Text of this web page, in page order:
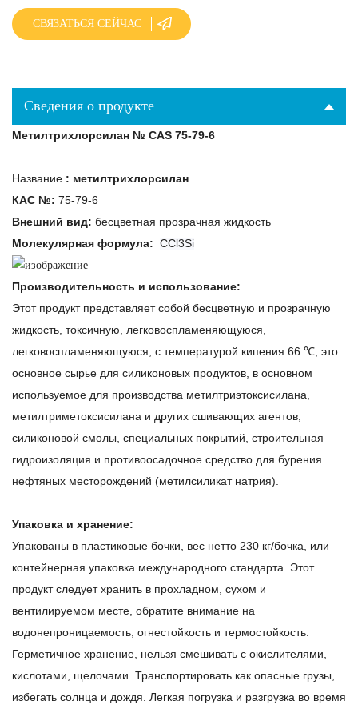
СВЯЗАТЬСЯ СЕЙЧАС
Сведения о продукте
Метилтрихлорсилан № CAS 75-79-6
Название : метилтрихлорсилан
КАС №: 75-79-6
Внешний вид: бесцветная прозрачная жидкость
Молекулярная формула: CCl3Si
Производительность и использование:
Этот продукт представляет собой бесцветную и прозрачную
жидкость, токсичную, легковоспламеняющуюся,
легковоспламеняющуюся, с температурой кипения 66 ℃, это
основное сырье для силиконовых продуктов, в основном
используемое для производства метилтриэтоксисилана,
метилтриметоксисилана и других сшивающих агентов,
силиконовой смолы, специальных покрытий, строительная
гидроизоляция и противоосадочное средство для бурения
нефтяных месторождений (метилсиликат натрия).
Упаковка и хранение:
Упакованы в пластиковые бочки, вес нетто 230 кг/бочка, или
контейнерная упаковка международного стандарта. Этот
продукт следует хранить в прохладном, сухом и
вентилируемом месте, обратите внимание на
водонепроницаемость, огнестойкость и термостойкость.
Герметичное хранение, нельзя смешивать с окислителями,
кислотами, щелочами. Транспортировать как опасные грузы,
избегать солнца и дождя. Легкая погрузка и разгрузка во время